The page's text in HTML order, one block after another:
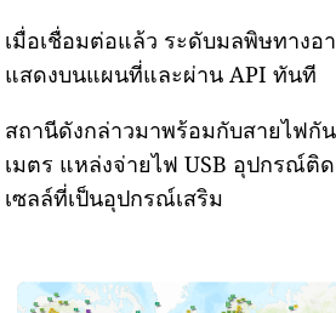
เมื่อเชื่อมต่อแล้ว ระดับมลพิษทางอ
แสดงบนแผนที่และผ่าน API ทันที
สถานีดังกล่าวมาพร้อมกับสายไฟกั
เมตร แหล่งจ่ายไฟ USB อุปกรณ์ติ
เซลล์ที่เป็นอุปกรณ์เสริม